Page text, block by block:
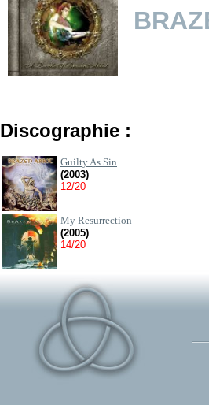
Discographie :
Guilty As Sin
(2003)
12/20
My Resurrection
(2005)
14/20